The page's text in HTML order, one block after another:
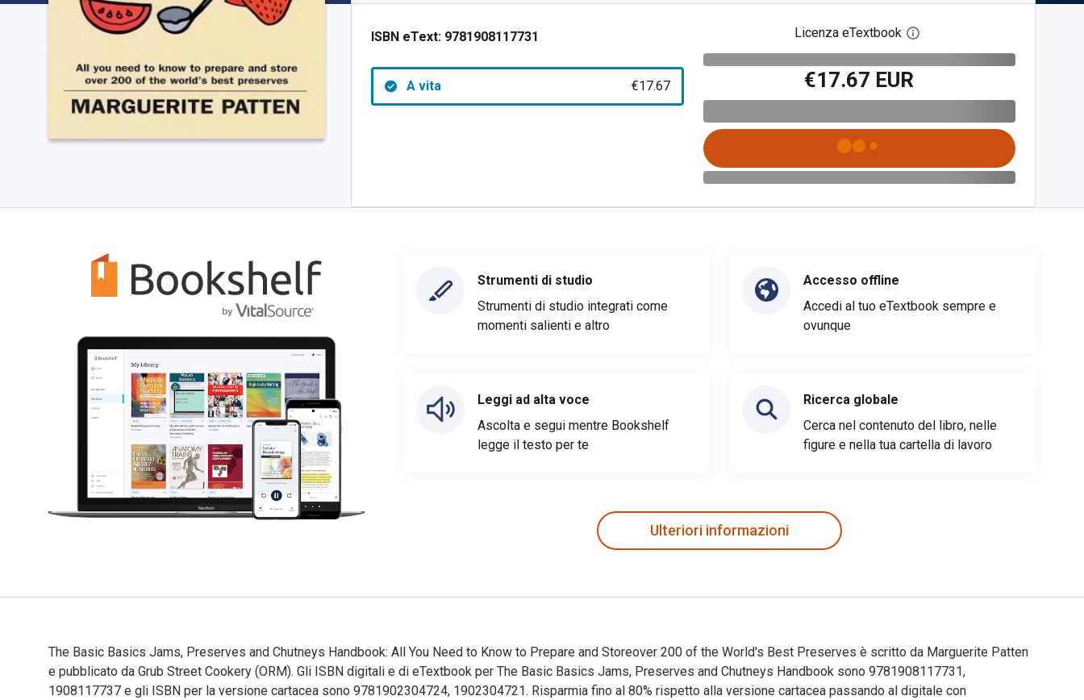
ISBN eText: 9781908117731
A vita €17.67
Licenza eTextbook Apri la finestra di dialogo
€17.67 EUR
Strumenti di studio
Strumenti di studio integrati come
momenti salienti e altro
Leggi ad alta voce
Ascolta e segui mentre Bookshelf
legge il testo per te
Accesso offline
Accedi al tuo eTextbook sempre e
ovunque
Ricerca globale
Cerca nel contenuto del libro, nelle
figure e nella tua cartella di lavoro
Ulteriori informazioni
The Basic Basics Jams, Preserves and Chutneys Handbook: All You Need to Know to Prepare and Storeover 200 of the World's Best Preserves è scritto da Marguerite Patten
e pubblicato da Grub Street Cookery (ORM). Gli ISBN digitali e di eTextbook per The Basic Basics Jams, Preserves and Chutneys Handbook sono 9781908117731,
1908117737 e gli ISBN per la versione cartacea sono 9781902304724, 1902304721. Risparmia fino al 80% rispetto alla versione cartacea passando al digitale con